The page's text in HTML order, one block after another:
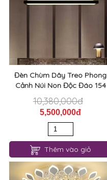
Đèn Chùm Dây Treo Phong
Cảnh Núi Non Độc Đáo 154
10,380,000đ
5,500,000đ
Thêm vào giỏ